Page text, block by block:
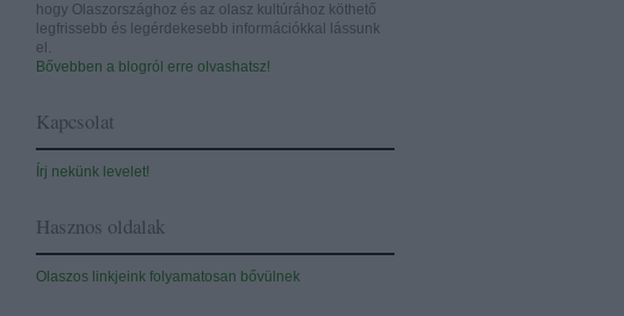
hogy Olaszországhoz és az olasz kultúrához köthető
legfrissebb és legérdekesebb információkkal lássunk
el.
Bővebben a blogról erre olvashatsz!
Kapcsolat
Írj nekünk levelet!
Hasznos oldalak
Olaszos linkjeink folyamatosan bővülnek